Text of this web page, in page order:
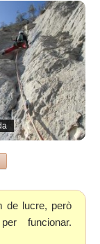
de lucre, però
funcionar.